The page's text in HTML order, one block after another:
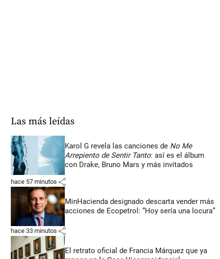
Las más leídas
Karol G revela las canciones de No Me
Arrepiento de Sentir Tanto: así es el álbum
con Drake, Bruno Mars y más invitados
hace 57 minutos share
MinHacienda designado descarta vender más
acciones de Ecopetrol: “Hoy sería una locura”
hace 33 minutos share
El retrato oficial de Francia Márquez que ya